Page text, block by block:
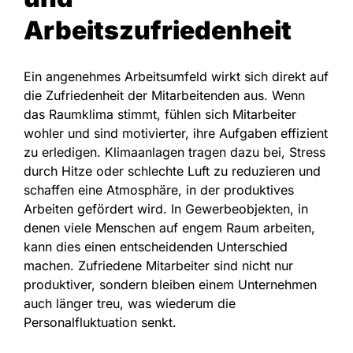
Arbeitszufriedenheit
Ein angenehmes Arbeitsumfeld wirkt sich direkt auf
die Zufriedenheit der Mitarbeitenden aus. Wenn
das Raumklima stimmt, fühlen sich Mitarbeiter
wohler und sind motivierter, ihre Aufgaben effizient
zu erledigen. Klimaanlagen tragen dazu bei, Stress
durch Hitze oder schlechte Luft zu reduzieren und
schaffen eine Atmosphäre, in der produktives
Arbeiten gefördert wird. In Gewerbeobjekten, in
denen viele Menschen auf engem Raum arbeiten,
kann dies einen entscheidenden Unterschied
machen. Zufriedene Mitarbeiter sind nicht nur
produktiver, sondern bleiben einem Unternehmen
auch länger treu, was wiederum die
Personalfluktuation senkt.